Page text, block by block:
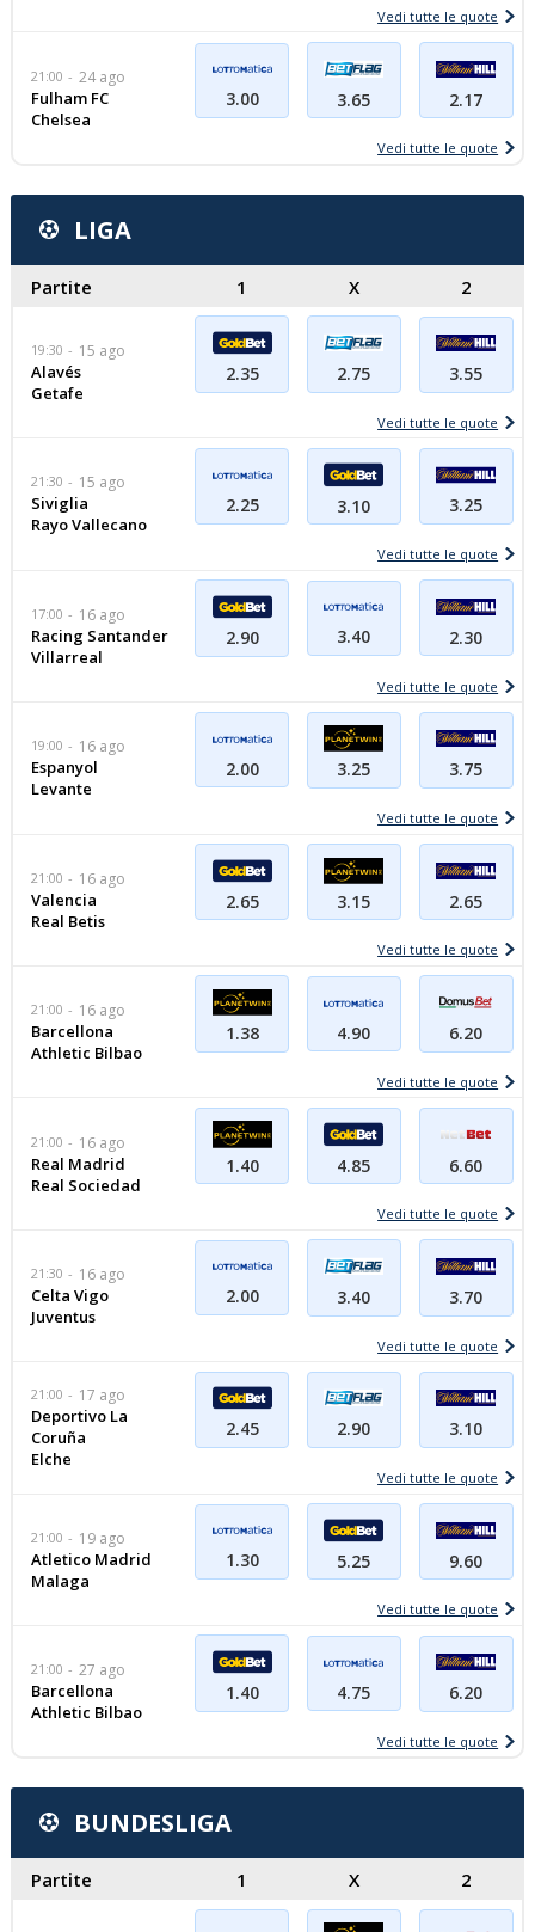
Vedi tutte le quote
21:00 24 ago
Fulham FC
Chelsea
3.00 3.65 2.17
Vedi tutte le quote
LIGA
Partite 1 X 2
19:30 15 ago
Alavés
Getafe
2.35 2.75 3.55
Vedi tutte le quote
21:30 15 ago
Siviglia
Rayo Vallecano
2.25 3.10 3.25
Vedi tutte le quote
17:00 16 ago
Racing Santander
Villarreal
2.90 3.40 2.30
Vedi tutte le quote
19:00 16 ago
Espanyol
Levante
2.00 3.25 3.75
Vedi tutte le quote
21:00 16 ago
Valencia
Real Betis
2.65 3.15 2.65
Vedi tutte le quote
21:00 16 ago
Barcellona
Athletic Bilbao
1.38 4.90 6.20
Vedi tutte le quote
21:00 16 ago
Real Madrid
Real Sociedad
1.40 4.85 6.60
Vedi tutte le quote
21:30 16 ago
Celta Vigo
Juventus
2.00 3.40 3.70
Vedi tutte le quote
21:00 17 ago
Deportivo La
Coruña
Elche
2.45 2.90 3.10
Vedi tutte le quote
21:00 19 ago
Atletico Madrid
Malaga
1.30 5.25 9.60
Vedi tutte le quote
21:00 27 ago
Barcellona
Athletic Bilbao
1.40 4.75 6.20
Vedi tutte le quote
BUNDESLIGA
Partite 1 X 2